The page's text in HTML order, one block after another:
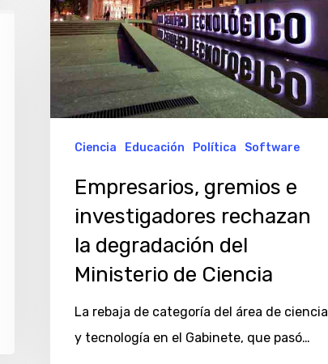
e
investigadores
rechazan
degradación
Ciencia
Ciencia Educación Política Software
Empresarios, gremios e
investigadores rechazan
la degradación del
Ministerio de Ciencia
La rebaja de categoría del área de ciencia
y tecnología en el Gabinete, que pasó…